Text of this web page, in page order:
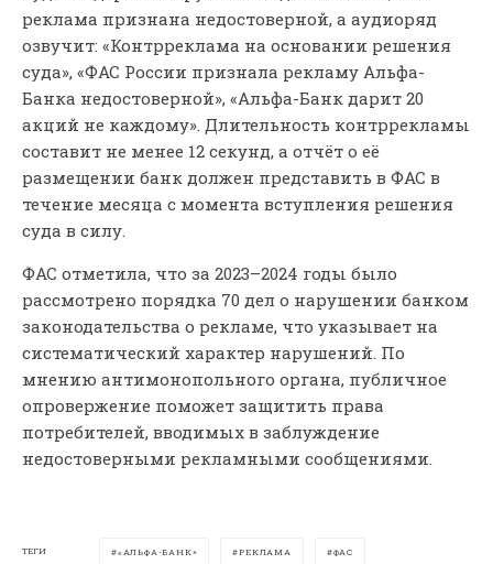
реклама признана недостоверной, а аудиоряд
озвучит: «Контрреклама на основании решения
суда», «ФАС России признала рекламу Альфа-
Банка недостоверной», «Альфа-Банк дарит 20
акций не каждому». Длительность контррекламы
составит не менее 12 секунд, а отчёт о её
размещении банк должен представить в ФАС в
течение месяца с момента вступления решения
суда в силу.
ФАС отметила, что за 2023–2024 годы было
рассмотрено порядка 70 дел о нарушении банком
законодательства о рекламе, что указывает на
систематический характер нарушений. По
мнению антимонопольного органа, публичное
опровержение поможет защитить права
потребителей, вводимых в заблуждение
недостоверными рекламными сообщениями.
ТЕГИ «АЛЬФА-БАНК» РЕКЛАМА ФАС